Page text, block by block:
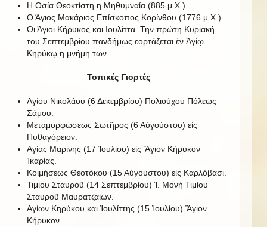
Η Οσία Θεοκτίστη η Μηθυμναία (885 μ.Χ.).
Ο Άγιος Μακάριος Επίσκοπος Κορίνθου (1776 μ.Χ.).
Οι Άγιοι Κήρυκος και Ιουλίττα. Την πρώτη Κυριακή
του Σεπτεμβρίου πανδήμως εορτάζεται ἐν Ἁγίῳ
Κηρύκῳ η μνήμη των.
Τοπικές Γιορτές
Αγίου Νικολάου (6 Δεκεμβρίου) Πολιούχου Πόλεως
Σάμου.
Μεταμορφώσεως Σωτῆρος (6 Αὐγούστου) εἰς
Πυθαγόρειον.
Αγίας Μαρίνης (17 Ἰουλίου) εἰς Ἅγιον Κήρυκον
Ἰκαρίας.
Κοιμήσεως Θεοτόκου (15 Αὐγούστου) εἰς Καρλόβασι.
Τιμίου Σταυροῦ (14 Σεπτεμβρίου) Ἱ. Μονή Τιμίου
Σταυροῦ Μαυρατζαίων.
Αγίων Κηρύκου και Ἰουλίττης (15 Ἰουλίου) Ἅγιον
Κήρυκον.